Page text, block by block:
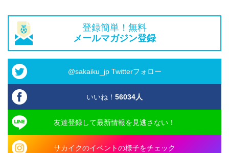
登録簡単！無料
メールマガジン登録
@sakaiku_jp Twitterフォロー
いいね！ 56034人
友達登録して最新情報を見逃さない！
サカイクのイベントの様子をチェック